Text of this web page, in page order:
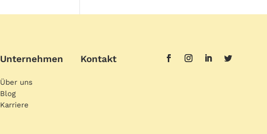
Unternehmen
Über uns
Blog
Karriere
Kontakt